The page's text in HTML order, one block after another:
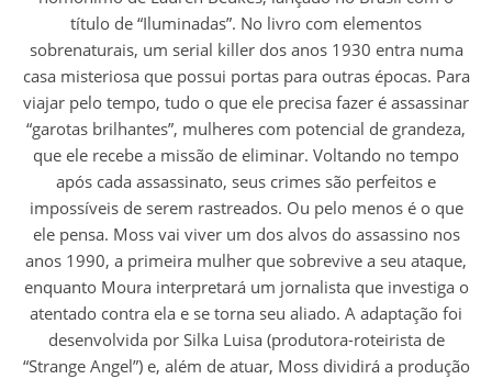
título de “Iluminadas”. No livro com elementos
sobrenaturais, um serial killer dos anos 1930 entra numa
casa misteriosa que possui portas para outras épocas. Para
viajar pelo tempo, tudo o que ele precisa fazer é assassinar
“garotas brilhantes”, mulheres com potencial de grandeza,
que ele recebe a missão de eliminar. Voltando no tempo
após cada assassinato, seus crimes são perfeitos e
impossíveis de serem rastreados. Ou pelo menos é o que
ele pensa. Moss vai viver um dos alvos do assassino nos
anos 1990, a primeira mulher que sobrevive a seu ataque,
enquanto Moura interpretará um jornalista que investiga o
atentado contra ela e se torna seu aliado. A adaptação foi
desenvolvida por Silka Luisa (produtora-roteirista de
“Strange Angel”) e, além de atuar, Moss dividirá a produção